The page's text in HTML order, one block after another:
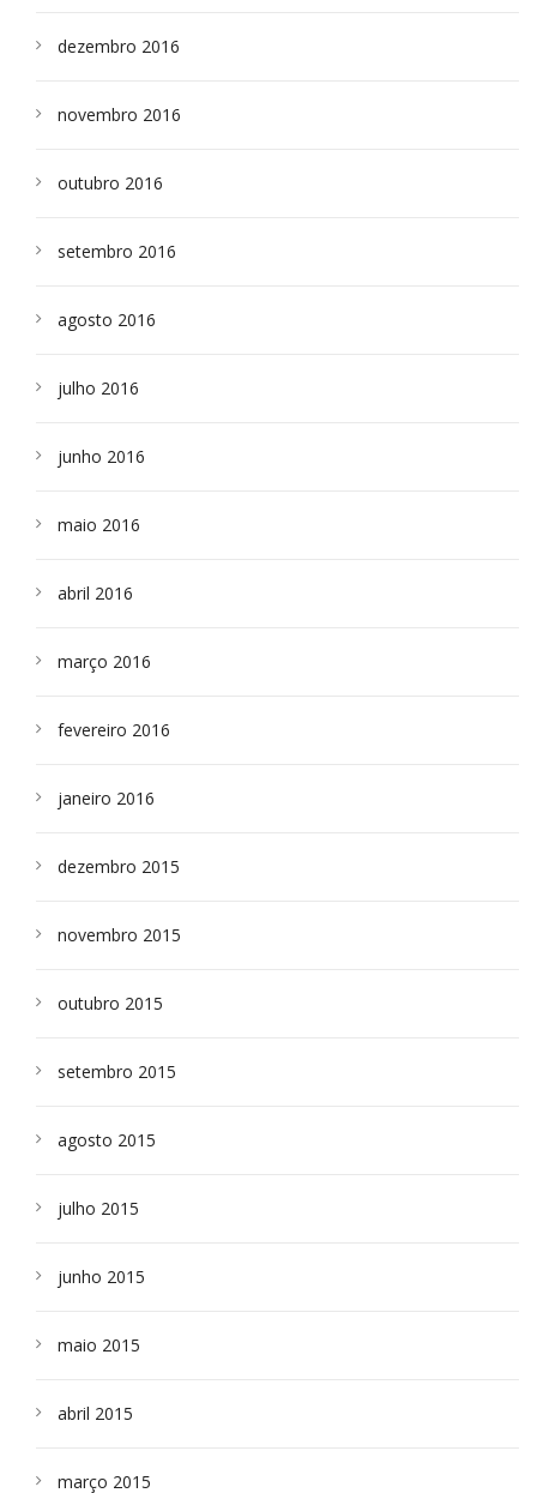
dezembro 2016
novembro 2016
outubro 2016
setembro 2016
agosto 2016
julho 2016
junho 2016
maio 2016
abril 2016
março 2016
fevereiro 2016
janeiro 2016
dezembro 2015
novembro 2015
outubro 2015
setembro 2015
agosto 2015
julho 2015
junho 2015
maio 2015
abril 2015
março 2015